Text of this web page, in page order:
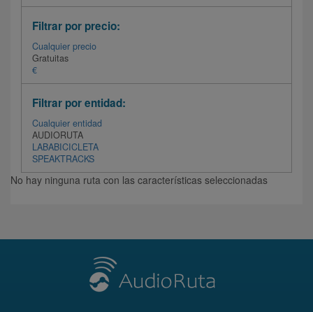
Filtrar por precio:
Cualquier precio
Gratuitas
€
Filtrar por entidad:
Cualquier entidad
AUDIORUTA
LABABICICLETA
SPEAKTRACKS
No hay ninguna ruta con las características seleccionadas